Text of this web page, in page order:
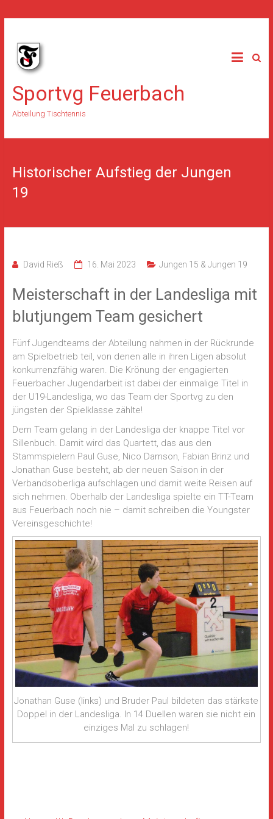
content
Sportvg Feuerbach
Abteilung Tischtennis
Historischer Aufstieg der Jungen
19
David Rieß 16. Mai 2023 Jungen 15 & Jungen 19
Meisterschaft in der Landesliga mit
blutjungem Team gesichert
Fünf Jugendteams der Abteilung nahmen in der Rückrunde
am Spielbetrieb teil, von denen alle in ihren Ligen absolut
konkurrenzfähig waren. Die Krönung der engagierten
Feuerbacher Jugendarbeit ist dabei der einmalige Titel in
der U19-Landesliga, wo das Team der Sportvg zu den
jüngsten der Spielklasse zählte!
Dem Team gelang in der Landesliga der knappe Titel vor
Sillenbuch. Damit wird das Quartett, das aus den
Stammspielern Paul Guse, Nico Damson, Fabian Brinz und
Jonathan Guse besteht, ab der neuen Saison in der
Verbandsoberliga aufschlagen und damit weite Reisen auf
sich nehmen. Oberhalb der Landesliga spielte ein TT-Team
aus Feuerbach noch nie – damit schreiben die Youngster
Vereinsgeschichte!
Jonathan Guse (links) und Bruder Paul bildeten das stärkste
Doppel in der Landesliga. In 14 Duellen waren sie nicht ein
einziges Mal zu schlagen!